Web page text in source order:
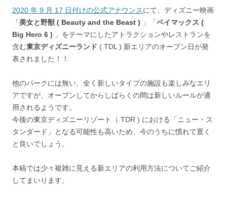
2020 年 9 月 17 日付けの公式アナウンスにて、ディズニー映画
「美女と野獣 ( Beauty and the Beast ) 」「ベイマックス (
Big Hero 6 ) 」をテーマにしたアトラクションやレストランを
含む東京ディズニーランド ( TDL ) 新エリアのオープン日が発
表されました！！
他のパークには無い、全く新しいタイプの施設も楽しみなエリ
アですが、オープンしてからしばらくの間は新しいルールが適
用されるようです。
今後の東京ディズニーリゾート（ TDR ) における「ニュー・ス
タンダード」となる可能性も高いため、今のうちに慣れて置く
と良いでしょう。
本稿では少々複雑に見える新エリアの利用方法についてご紹介
してまいります。